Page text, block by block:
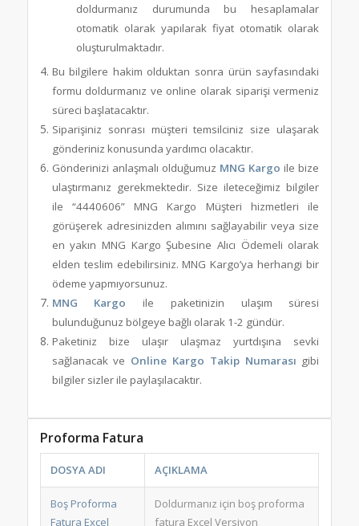
doldurmanız durumunda bu hesaplamalar
otomatik olarak yapılarak fiyat otomatik olarak
oluşturulmaktadır.
Bu bilgilere hakim olduktan sonra ürün sayfasındaki
formu doldurmanız ve online olarak siparişi vermeniz
süreci başlatacaktır.
Siparişiniz sonrası müşteri temsilciniz size ulaşarak
gönderiniz konusunda yardımcı olacaktır.
Gönderinizi anlaşmalı olduğumuz MNG Kargo ile bize
ulaştırmanız gerekmektedir. Size ileteceğimiz bilgiler
ile “4440606” MNG Kargo Müşteri hizmetleri ile
görüşerek adresinizden alımını sağlayabilir veya size
en yakın MNG Kargo Şubesine Alıcı Ödemeli olarak
elden teslim edebilirsiniz. MNG Kargo’ya herhangi bir
ödeme yapmıyorsunuz.
MNG Kargo ile paketinizin ulaşım süresi
bulunduğunuz bölgeye bağlı olarak 1-2 gündür.
Paketiniz bize ulaşır ulaşmaz yurtdışına sevki
sağlanacak ve Online Kargo Takip Numarası gibi
bilgiler sizler ile paylaşılacaktır.
Proforma Fatura
DOSYA ADI AÇIKLAMA
Boş Proforma
Fatura Excel
Doldurmanız için boş proforma
fatura Excel Versiyon